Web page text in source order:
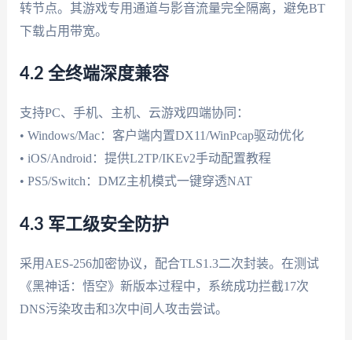
转节点。其游戏专用通道与影音流量完全隔离，避免BT
下载占用带宽。
4.2 全终端深度兼容
支持PC、手机、主机、云游戏四端协同：
• Windows/Mac：客户端内置DX11/WinPcap驱动优化
• iOS/Android：提供L2TP/IKEv2手动配置教程
• PS5/Switch：DMZ主机模式一键穿透NAT
4.3 军工级安全防护
采用AES-256加密协议，配合TLS1.3二次封装。在测试
《黑神话：悟空》新版本过程中，系统成功拦截17次
DNS污染攻击和3次中间人攻击尝试。